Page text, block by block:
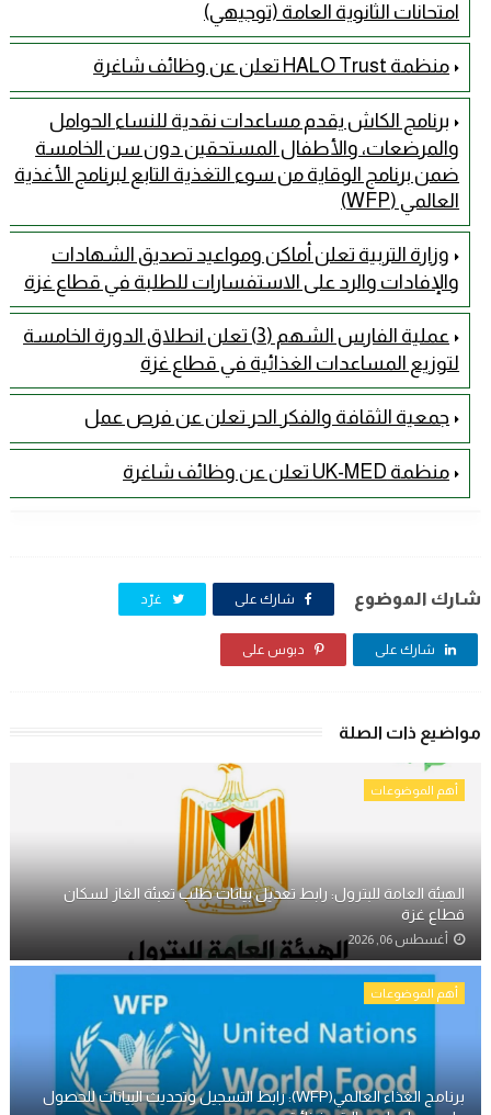
امتحانات الثانوية العامة (توجيهي)
منظمة HALO Trust تعلن عن وظائف شاغرة
برنامج الكاش يقدم مساعدات نقدية للنساء الحوامل
والمرضعات، والأطفال المستحقين دون سن الخامسة
ضمن برنامج الوقاية من سوء التغذية التابع لبرنامج الأغذية
العالمي (WFP)
وزارة التربية تعلن أماكن ومواعيد تصديق الشهادات
والإفادات والرد على الاستفسارات للطلبة في قطاع غزة
عملية الفارس الشهم (3) تعلن انطلاق الدورة الخامسة
لتوزيع المساعدات الغذائية في قطاع غزة
جمعية الثقافة والفكر الحر تعلن عن فرص عمل
منظمة UK-MED تعلن عن وظائف شاغرة
شارك الموضوع شارك على غرّد
شارك على دبوس على
مواضيع ذات الصلة
أهم الموضوعات
الهيئة العامة للبترول: رابط تعديل بيانات طلب تعبئة الغاز لسكان
قطاع غزة
أغسطس 06, 2026
أهم الموضوعات
برنامج الغذاء العالمي(WFP): رابط التسجيل وتحديث البيانات للحصول